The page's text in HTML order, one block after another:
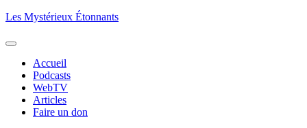
Aller
contenu
Les Mystérieux Étonnants
Accueil
Podcasts
WebTV
Articles
Faire un don